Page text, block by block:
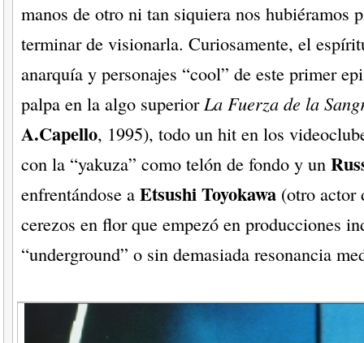
manos de otro ni tan siquiera nos hubiéramos
terminar de visionarla. Curiosamente, el
anarquía y personajes “cool” de este primer
palpa en la algo superiorLa Fuerza de la
A.Capello, 1995), todo un hit en los
con la “yakuza” como telón de fondo y un
enfrentándose a Etsushi Toyokawa(otro actor
cerezos en flor que empezó en producciones
“underground” o sin demasiada resonancia